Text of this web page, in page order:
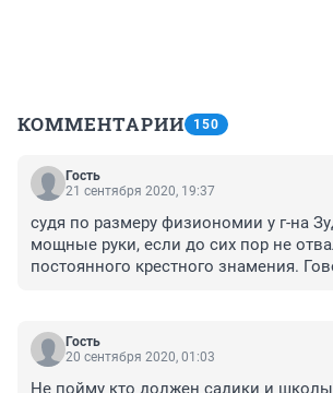
КОММЕНТАРИИ 150
Гость
21 сентября 2020, 19:37
судя по размеру физиономии у г-на
мощные руки, если до сих пор не
постоянного крестного знамения.
"..да отсохнет рука крестящегося  и
попов загребущие.."
Гость
20 сентября 2020, 01:03
Не пойму кто должен садики и